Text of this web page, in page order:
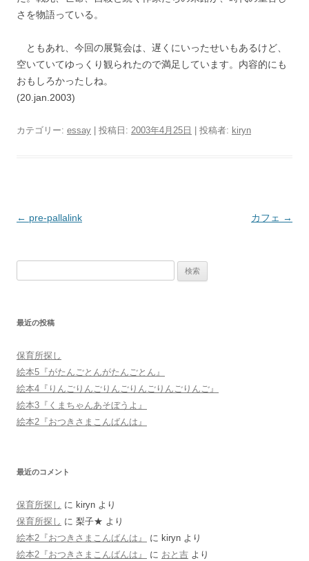
さを物語っている。
ともあれ、今回の展覧会は、遅くにいったせいもあるけど、
空いていてゆっくり観られたので満足しています。内容的にも
おもしろかったしね。
(20.jan.2003)
カテゴリー: essay | 投稿日: 2003年4月25日 投稿者: kiryn
投
ョ
ン
← pre-pallalink カフェ →
最近の投稿
保育所探し
絵本5『がたんごとんがたんごとん』
絵本4『りんごりんごりんごりんごりんごりんご』
絵本3『くまちゃんあそぼうよ』
絵本2『おつきさまこんばんは』
最近のコメント
保育所探し に kiryn より
保育所探し に 梨子★ より
絵本2『おつきさまこんばんは』
に kiryn より
絵本2『おつきさまこんばんは』
に おと吉 より